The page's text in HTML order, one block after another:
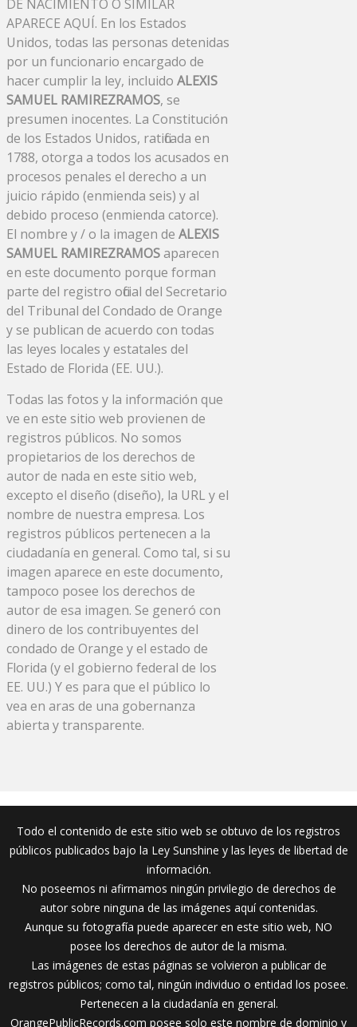
DE NACIMIENTO O SIMILAR
APARECE AQUÍ. En los Estados
Unidos, todas las personas detenidas
por un funcionario encargado de
hacer cumplir la ley, incluido ALEXIS
SAMUEL RAMIREZRAMOS, se
presumen inocentes. La Constitución
de los Estados Unidos, ratificada en
1788, otorga a todos los acusados ​​en
procesos penales el derecho a un
juicio rápido (enmienda seis) y al
debido proceso (enmienda catorce).
El nombre y / o la imagen de ALEXIS
SAMUEL RAMIREZRAMOSaparecen
en este documento porque forman
parte del registro oficial del Secretario
del Tribunal del Condado de Orange
y se publican de acuerdo con todas
las leyes locales y estatales del
Estado de Florida (EE. UU.).
Todas las fotos y la información que
ve en este sitio web provienen de
registros públicos. No somos
propietarios de los derechos de
autor de nada en este sitio web,
excepto el diseño (diseño), la URL y el
nombre de nuestra empresa. Los
registros públicos pertenecen a la
ciudadanía en general. Como tal, si su
imagen aparece en este documento,
tampoco posee los derechos de
autor de esa imagen. Se generó con
dinero de los contribuyentes del
condado de Orange y el estado de
Florida (y el gobierno federal de los
EE. UU.) Y es para que el público lo
vea en aras de una gobernanza
abierta y transparente.
Todo el contenido de este sitio web se obtuvo de los registros
públicos publicados bajo la Ley Sunshine y las leyes de libertad de
información.
No poseemos ni afirmamos ningún privilegio de derechos de
autor sobre ninguna de las imágenes aquí contenidas.
Aunque su fotografía puede aparecer en este sitio web, NO
posee los derechos de autor de la misma.
Las imágenes de estas páginas se volvieron a publicar de
registros públicos; como tal, ningún individuo o entidad los posee.
Pertenecen a la ciudadanía en general.
OrangePublicRecords.com posee solo este nombre de dominio y